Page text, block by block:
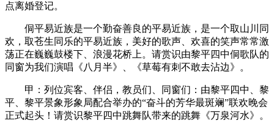
点离婚登记。
侗平易近族是一个勤奋善良的平易近族，是一个取山川同
欢，取苍生同乐的平易近族，美好的歌声、欢喜的笑声常常激
荡正在巍巍鼓楼下、浪漫花桥上。请赏识由黎平四中侗歌队的
同窗为我们演唱《八月半》、《草莓有刺不敢去沾边》。
甲：列位宾客、伴侣，教员们、同窗们：由黎平四中、黎
平、黎平景象形象局配合举办的“奋斗的芳华最斑斓”联欢晚会
正式起头！请赏识黎平四中跳舞队带来的跳舞《万泉河水》。